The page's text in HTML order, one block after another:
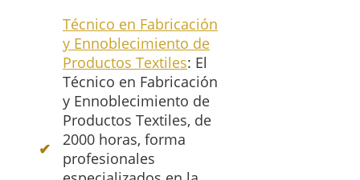
Técnico en Fabricación
y Ennoblecimiento de
Productos Textiles: El
Técnico en Fabricación
y Ennoblecimiento de
Productos Textiles, de
2000 horas, forma
profesionales